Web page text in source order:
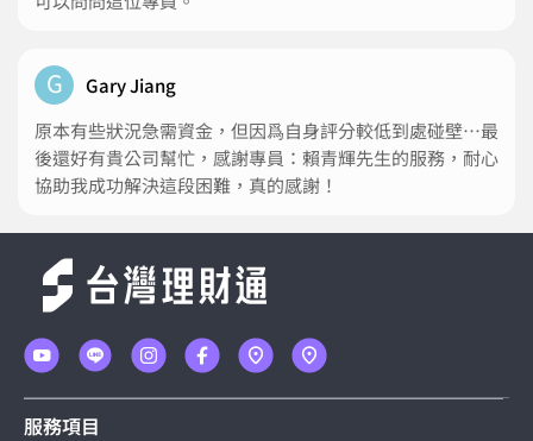
G
Gary Jiang
原本有些狀況急需資金，但因爲自身評分較低到處碰壁⋯最
後還好有貴公司幫忙，感謝專員：賴青輝先生的服務，耐心
協助我成功解決這段困難，真的感謝！
服務項目